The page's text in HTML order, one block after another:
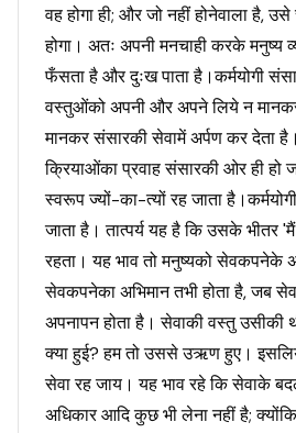
वह होगा ही; और जो नहीं होनेवाला है,
होगा। अतः अपनी मनचाही करके मनुष्य
फँसता है और दुःख पाता है।कर्मयोगी
वस्तुओंको अपनी और अपने लिये न
मानकर संसारकी सेवामें अर्पण कर
क्रियाओंका प्रवाह संसारकी ओर ही
स्वरूप ज्यों-का-त्यों रह जाता
जाता है। तात्पर्य यह है कि उसके भीतर
रहता। यह भाव तो मनुष्यको सेवकपनेके
सेवकपनेका अभिमान तभी होता है, जब
अपनापन होता है। सेवाकी वस्तु उसीकी
क्या हुई? हम तो उससे उऋण हुए।
सेवा रह जाय। यह भाव रहे कि सेवाके
अधिकार आदि कुछ भी लेना नहीं है;